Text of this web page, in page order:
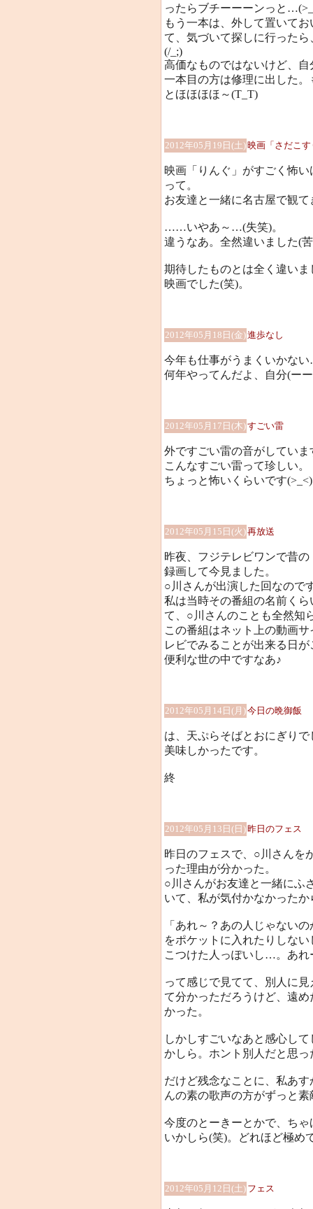
ったらブチーーーンっと
もう一本は、外して置いて
て、気づいて探しに行った
(/_;)
高価なものではないけど、
一本目の方は修理に出した
とほほほほ～(T_T)
2012年05月19日(土)映画「さだこ
映画「りんぐ」がすごく怖
って。
お友達と一緒に名古屋で観て
……いやあ～…(失笑)。
違うなあ。全然違いました(
期待したものとは全く違い
映画でした(笑)。
2012年05月18日(金)進歩なし
今年も仕事がうまくいかな
何年やってんだよ、自分(ー
2012年05月17日(木)すごい雷
外ですごい雷の音がしていま
こんなすごい雷って珍しい。
ちょっと怖いくらいです(>_<)
2012年05月15日(火)再放送
昨夜、フジテレビワンで昔
録画して今見ました。
○川さんが出演した回なので
私は当時その番組の名前く
て、○川さんのことも全然知
この番組はネット上の動画
レビでみることが出来る日
便利な世の中ですなあ♪
2012年05月14日(月)今日の晩御飯
は、天ぷらそばとおにぎり
美味しかったです。
終
2012年05月13日(日)昨日のフェス
昨日のフェスで、○川さんを
った理由が分かった。
○川さんがお友達と一緒にふ
いて、私が気付かなかったか
「あれ～？あの人じゃない
をポケットに入れたりしな
こつけた人っぽいし…。あれ
って感じで見てて、別人に
て分かっただろうけど、遠
かった。
しかしすごいなあと感心し
かしら。ホント別人だと思っ
だけど残念なことに、私あ
んの素の歌声の方がずっと
今度のとーきーとかで、ち
いかしら(笑)。どれほど極め
2012年05月12日(土) フェス